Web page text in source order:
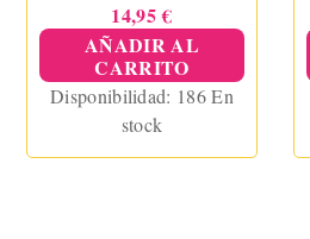
14,95 €
AÑADIR AL
CARRITO
Disponibilidad: 186 En
stock